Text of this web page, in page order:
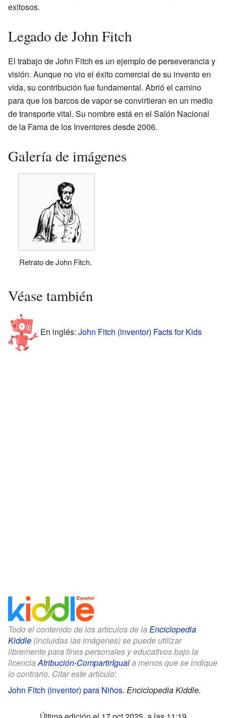
exitosos.
Legado de John Fitch
El trabajo de John Fitch es un ejemplo de perseverancia y
visión. Aunque no vio el éxito comercial de su invento en
vida, su contribución fue fundamental. Abrió el camino
para que los barcos de vapor se convirtieran en un medio
de transporte vital. Su nombre está en el Salón Nacional
de la Fama de los Inventores desde 2006.
Galería de imágenes
Retrato de John Fitch.
Véase también
En inglés: John Fitch (inventor) Facts for Kids
Todo el contenido de los artículos de la Enciclopedia
Kiddle (incluidas las imágenes) se puede utilizar
libremente para fines personales y educativos bajo la
licenciaAtribución-CompartirIguala menos que se indique
lo contrario. Citar este artículo:
John Fitch (inventor) para Niños. Enciclopedia Kiddle.